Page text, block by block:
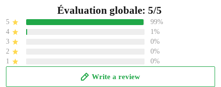
Évaluation globale: 5/5
5
99%
4
1%
3
0%
2
0%
1
0%
Write a review